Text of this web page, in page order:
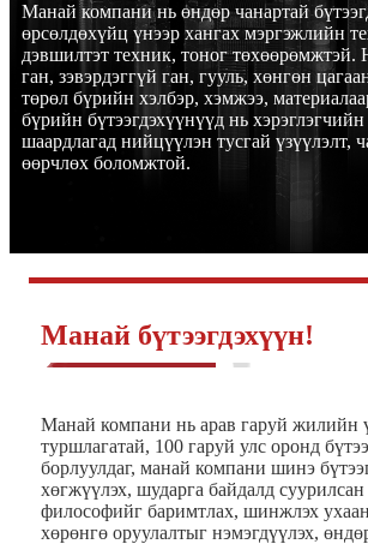
Манай компани нь өндөр чанартай
өрсөлдөхүйц үнээр хангах мэргэжлийн
дэвшилтэт техник, тоног төхөөрөмжтэй.
ган, зэвэрдэггүй ган, гууль, хөнгөн
төрөл бүрийн хэлбэр, хэмжээ,
бүрийн бүтээгдэхүүнүүд нь хэрэглэгчийн
шаардлагад нийцүүлэн тусгай үзүүлэлт,
өөрчлөх боломжтой.
Манай бүтээгдэхүүн!
Манай компани нь арав гаруй жилийн
туршлагатай, 100 гаруй улс оронд
борлуулдаг, манай компани шинэ
хөгжүүлэх, шударга байдалд
философийг баримтлах, шинжлэх
хөрөнгө оруулалтыг нэмэгдүүлэх,